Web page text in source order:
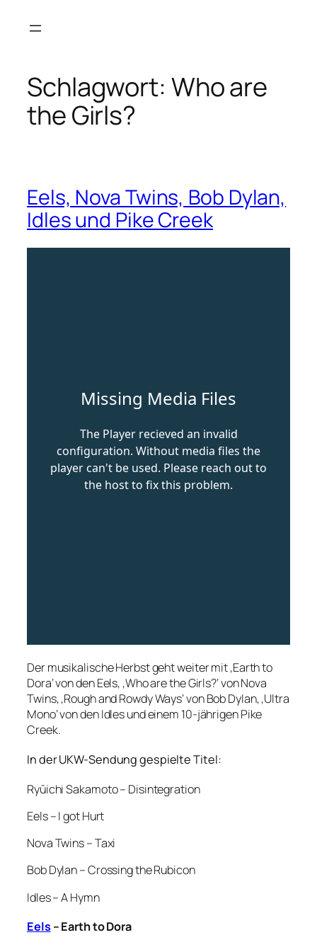
Inhalt
Schlagwort: Who are
the Girls?
Eels, Nova Twins, Bob Dylan,
Idles und Pike Creek
Der musikalische Herbst geht weiter mit ‚Earth to
Dora‘ von den Eels, ‚Who are the Girls?‘ von Nova
Twins, ‚Rough and Rowdy Ways‘ von Bob Dylan, ‚Ultra
Mono‘ von den Idles und einem 10-jährigen Pike
Creek.
In der UKW-Sendung gespielte Titel:
Ryūichi Sakamoto – Disintegration
Eels – I got Hurt
Nova Twins – Taxi
Bob Dylan – Crossing the Rubicon
Idles – A Hymn
Eels– Earth to Dora